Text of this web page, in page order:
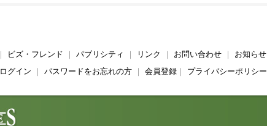
ビズ・フレンド パブリシティ リンク お問い合わせ｜ お知らせ
ログイン パスワードをお忘れの方｜ 会員登録｜ プライバシーポリシー